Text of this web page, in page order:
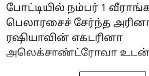
போட்டியில் நம்பர் 1
பெலாரசைச் சேர்ந்த
ரஷியாவின் எகடரினா
அலெக்சாண்ட்ரோவா உடன்